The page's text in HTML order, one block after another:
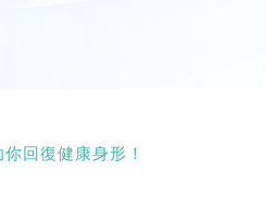
回復健康身形！